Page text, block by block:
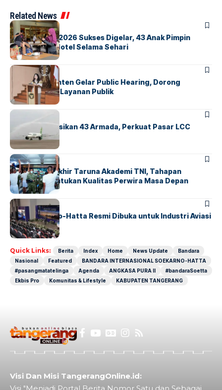
Related News
BERITAINDEX
GM For A Day 2026 Sukses Digelar, 43 Anak Pimpin
Operasional Hotel Selama Sehari
BANDARA BERITA
Karantina Banten Gelar Public Hearing, Dorong
Transparansi Layanan Publik
BANDARA
Citilink Operasikan 43 Armada, Perkuat Pasar LCC
Nasional
BERITA
Sidang Pantukhir Taruna Akademi TNI, Tahapan
Strategis Tentukan Kualitas Perwira Masa Depan
BANDARA BERITA
IALC Soekarno-Hatta Resmi Dibuka untuk Industri Aviasi
Dunia
Quick Links: Berita Index Home News Update
Bandara
Nasional
Featured
BANDARA INTERNASIONAL SOEKARNO-HATTA
#pasangmatatelinga
Agenda ANGKASA PURA II
#bandaraSoetta
Ekbis Pro
Komunitas & Lifestyle KABUPATEN TANGERANG
Visi Dan Misi TangerangOnline.id: